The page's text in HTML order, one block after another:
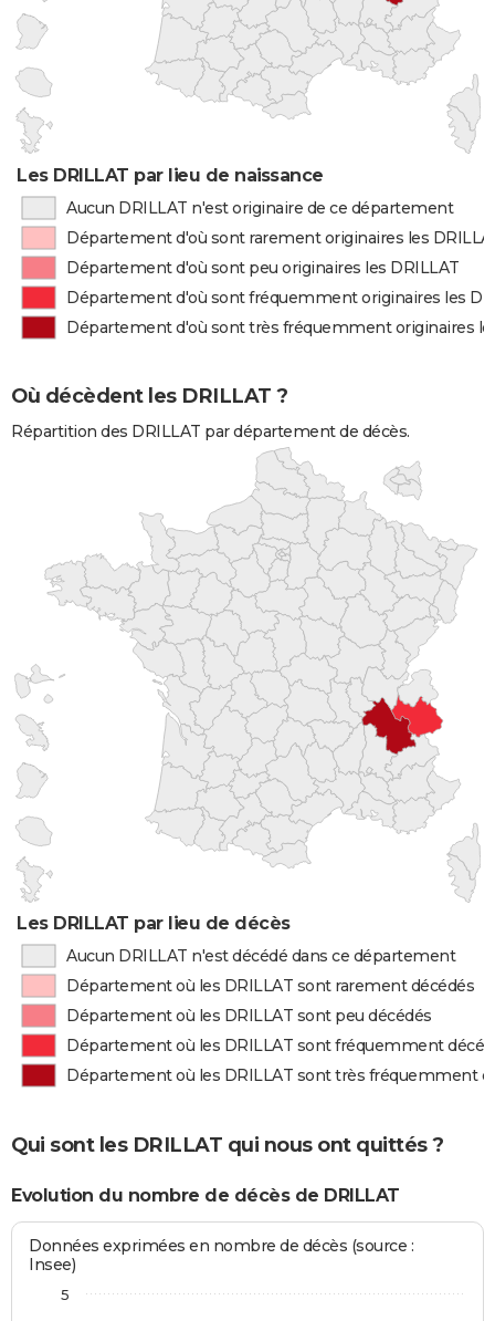
Les DRILLAT par lieu de naissance
Aucun DRILLAT n'est originaire de ce département
Département d'où sont rarement originaires les
Département d'où sont peu originaires les DRILLAT
Département d'où sont fréquemment originaires les
Département d'où sont très fréquemment originaires
Où décèdent les DRILLAT ?
Répartition des DRILLAT par département de décès.
Les DRILLAT par lieu de décès
Aucun DRILLAT n'est décédé dans ce département
Département où les DRILLAT sont rarement décédés
Département où les DRILLAT sont peu décédés
Département où les DRILLAT sont fréquemment
Département où les DRILLAT sont très fréquemment
Qui sont les DRILLAT qui nous ont quittés ?
Evolution du nombre de décès de DRILLAT
Données exprimées en nombre de décès (source :
Insee)
5